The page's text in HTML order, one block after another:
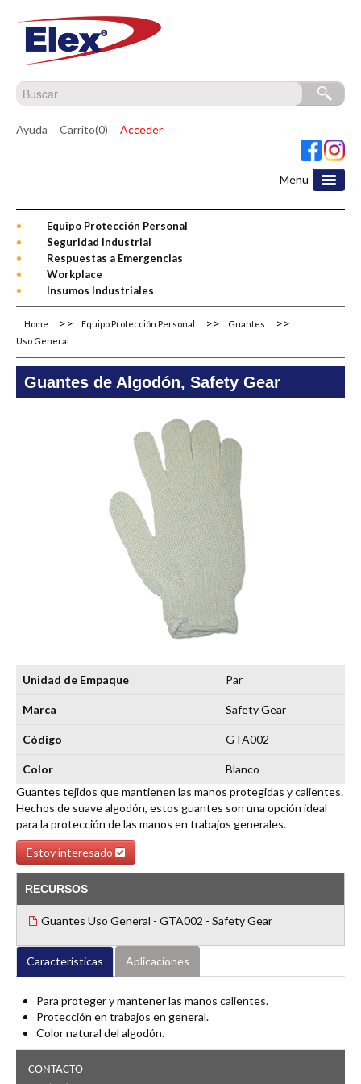
Ayuda Carrito(0) Acceder
Menu
Equipo Protección Personal
Seguridad Industrial
Respuestas a Emergencias
Workplace
Insumos Industriales
Home Equipo Protección Personal
Guantes
Uso General
Guantes de Algodón, Safety Gear
Unidad de Empaque Par
Marca Safety Gear
Código GTA002
Color
Blanco
Guantes tejidos que mantienen las manos protegidas y calientes.
Hechos de suave algodón, estos guantes son una opción ideal
para la protección de las manos en trabajos generales.
Estoy interesado
RECURSOS
Guantes Uso General - GTA002 - Safety Gear
Características Aplicaciones
Para proteger y mantener las manos calientes.
Protección en trabajos en general.
Color natural del algodón.
CONTACTO